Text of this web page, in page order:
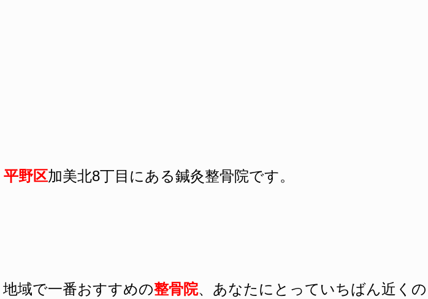
平野区加美北8丁目にある鍼灸整骨院です。
地域で一番おすすめの整骨院、あなたにとっていちばん近くの